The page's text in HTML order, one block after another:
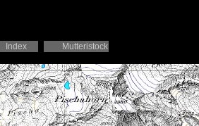
Index Mutteristock